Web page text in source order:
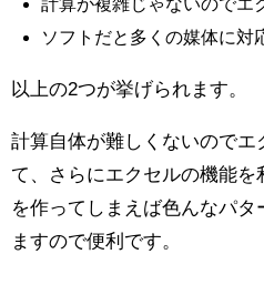
計算が複雑じゃないのでエ
ソフトだと多くの媒体に対
以上の2つが挙げられます。
計算自体が難しくないのでエ
て、さらにエクセルの機能を
を作ってしまえば色んなパ
ますので便利です。